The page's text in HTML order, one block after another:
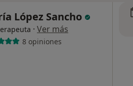
López Sancho
· Ver más
8 opiniones